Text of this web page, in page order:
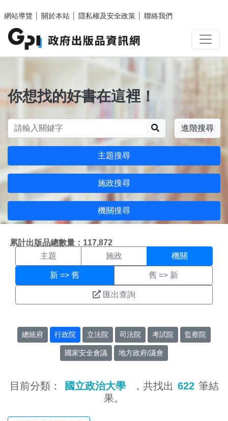
網站導覽
關於本站 隱私權及安全政策 聯絡我們
你想找的好書在這裡！
進階搜尋
主題搜尋
施政搜尋
機關搜尋
累計出版品總數量：117,872
機關搜尋結果頁面
主題 施政 機關
新 => 舊 舊 => 新
匯出查詢
總統府 行政院 立法院 司法院 考試院 監察院
國家安全會議 地方政府/議會
目前分類： 國立政治大學 ，共找出 622 筆結
果。